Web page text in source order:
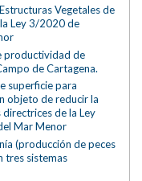
Vegetales de
Ley 3/2020 de
productividad de
de Cartagena.
superficie para
objeto de reducir la
de la Ley
Mar Menor
(producción de peces
tres sistemas